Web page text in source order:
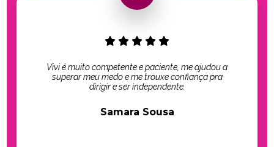
Vivi é muito competente e paciente, me ajudou a
superar meu medo e me trouxe confiança pra
dirigir e ser independente.
Samara Sousa